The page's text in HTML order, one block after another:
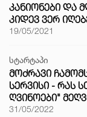
ᲙᲐᲜᲘᲝᲜᲔᲑᲘ ᲓᲐ
ᲙᲘᲓᲔᲕ ᲕᲔᲠ
19/05/2021
სტარტაპი
ᲛᲝᲫᲠᲐᲕᲘ
ᲡᲔᲠᲕᲘᲡᲘ - ᲠᲐᲡ
ᲦᲕᲘᲜᲝᲔᲑᲘ"
31/05/2022